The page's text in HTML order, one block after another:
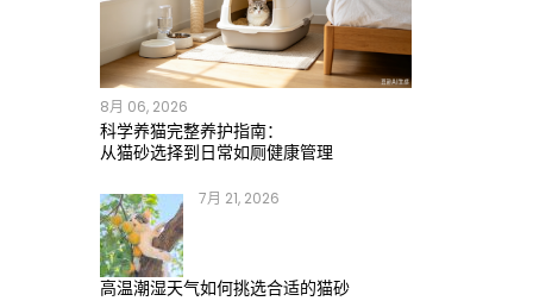
8月 06, 2026
科学养猫完整养护指南：
从猫砂选择到日常如厕健康管理
7月 21, 2026
高温潮湿天气如何挑选合适的猫砂